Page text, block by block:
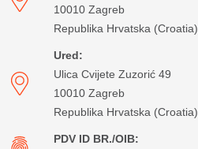
10010 Zagreb
Republika Hrvatska (Croatia)
Ured:
Ulica Cvijete Zuzorić 49
10010 Zagreb
Republika Hrvatska (Croatia)
PDV ID BR./OIB: